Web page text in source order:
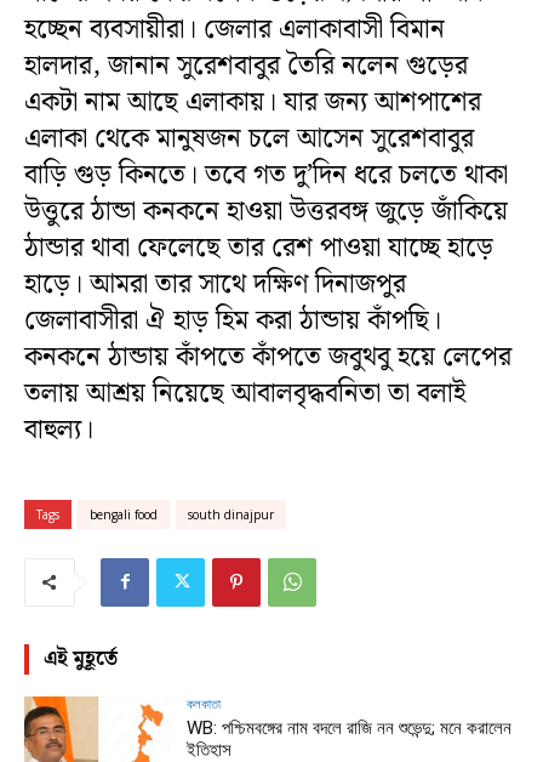
হচ্ছেন ব্যবসায়ীরা। জেলার এলাকাবাসী বিমান
হালদার, জানান সুরেশবাবুর তৈরি নলেন গুড়ের
একটা নাম আছে এলাকায়। যার জন্য আশপাশের
এলাকা থেকে মানুষজন চলে আসেন সুরেশবাবুর
বাড়ি গুড় কিনতে। তবে গত দু’দিন ধরে চলতে থাকা
উত্তুরে ঠান্ডা কনকনে হাওয়া উত্তরবঙ্গ জুড়ে জাঁকিয়ে
ঠান্ডার থাবা ফেলেছে তার রেশ পাওয়া যাচ্ছে হাড়ে
হাড়ে। আমরা তার সাথে দক্ষিণ দিনাজপুর
জেলাবাসীরা ঐ হাড় হিম করা ঠান্ডায় কাঁপছি।
কনকনে ঠান্ডায় কাঁপতে কাঁপতে জবুথবু হয়ে লেপের
তলায় আশ্রয় নিয়েছে আবালবৃদ্ধবনিতা তা বলাই
বাহুল্য।
Tags bengali food south dinajpur
এই মুহূর্তে
কলকাতা
WB: পশ্চিমবঙ্গের নাম বদলে রাজি নন শুভেন্দু; মনে করালেন
ইতিহাস